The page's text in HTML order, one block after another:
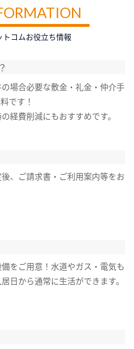
コムお役立ち情報
場合必要な敷金・礼金・仲介手
です！
経費削減にもおすすめです。
、ご請求書・ご利用案内等をお
をご用意！水道やガス・電気も
日から通常に生活ができます。